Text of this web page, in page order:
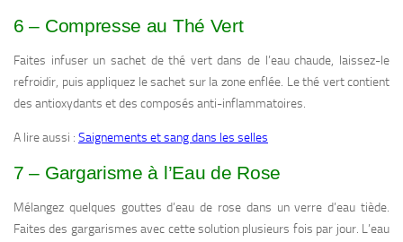
6 – Compresse au Thé Vert
Faites infuser un sachet de thé vert dans de l’eau chaude, laissez-le
refroidir, puis appliquez le sachet sur la zone enflée. Le thé vert contient
des antioxydants et des composés anti-inflammatoires.
A lire aussi : Saignements et sang dans les selles
7 – Gargarisme à l’Eau de Rose
Mélangez quelques gouttes d’eau de rose dans un verre d’eau tiède.
Faites des gargarismes avec cette solution plusieurs fois par jour. L’eau